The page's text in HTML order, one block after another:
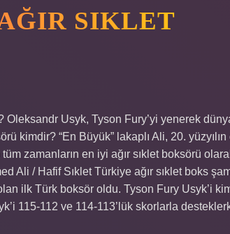
SIKLET
Usyk, Tyson Fury’yi yenerek
kimdir? “En Büyük” lakaplı Ali, 20.
zamanların en iyi ağır sıklet boksörü
Ali / Hafif Sıklet Türkiye ağır sıklet boks
ilk Türk boksör oldu. Tyson Fury Usyk’i
115-112 ve 114-113’lük skorlarla